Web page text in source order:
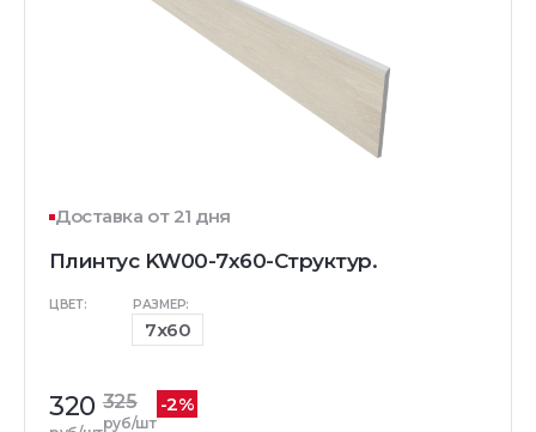
Доставка от 21 дня
Плинтус KW00-7x60-Структур.
ЦВЕТ: РАЗМЕР:
7x60
320 325
руб/шт
-2%